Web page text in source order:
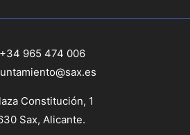
+34 965 474 006
Constitución, 1
Sax, Alicante.